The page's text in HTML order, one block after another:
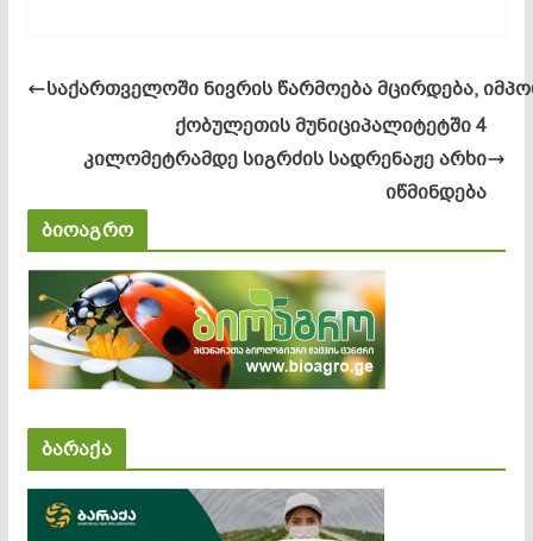
საქართველოში ნივრის წარმოება მცირდება,
ქობულეთის მუნიციპალიტეტში 4
კილომეტრამდე სიგრძის სადრენაჟე არხი
იწმინდება
ბიოაგრო
ბარაქა